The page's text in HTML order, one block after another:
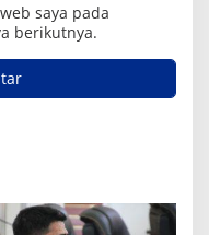
saya pada
berikutnya.